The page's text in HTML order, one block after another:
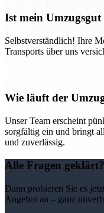
Ist mein Umzugsgut
Selbstverständlich! Ihre
Transports über uns
Wie läuft der
Unser Team erscheint
sorgfältig ein und bringt
und zuverlässig.
Alle Fragen geklärt?
Dann probieren Sie es
Angebot an – ganz